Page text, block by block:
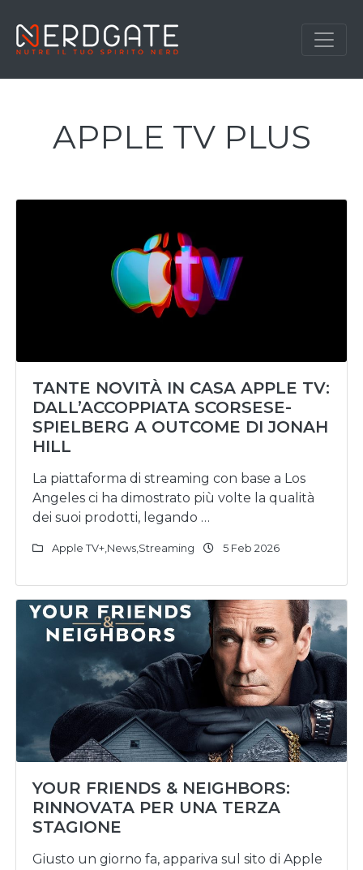
APPLE TV PLUS
TANTE NOVITÀ IN CASA APPLE TV:
DALL’ACCOPPIATA SCORSESE-
SPIELBERG A OUTCOME DI JONAH
HILL
La piattaforma di streaming con base a Los
Angeles ci ha dimostrato più volte la qualità
dei suoi prodotti, legando …
Apple TV+ News Streaming 5 Feb 2026
YOUR FRIENDS & NEIGHBORS:
RINNOVATA PER UNA TERZA
STAGIONE
Giusto un giorno fa, appariva sul sito di Apple